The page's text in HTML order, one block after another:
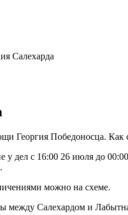
Салехарда
Георгия Победоносца. Как
у дел с 16:00 26 июля до
можно на схеме.
между Салехардом и